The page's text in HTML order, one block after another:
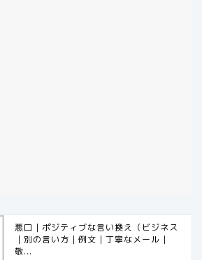
悪口｜ポジティブな言い換え（ビジネス
｜別の言い方｜例文｜丁寧なメール｜
敬...